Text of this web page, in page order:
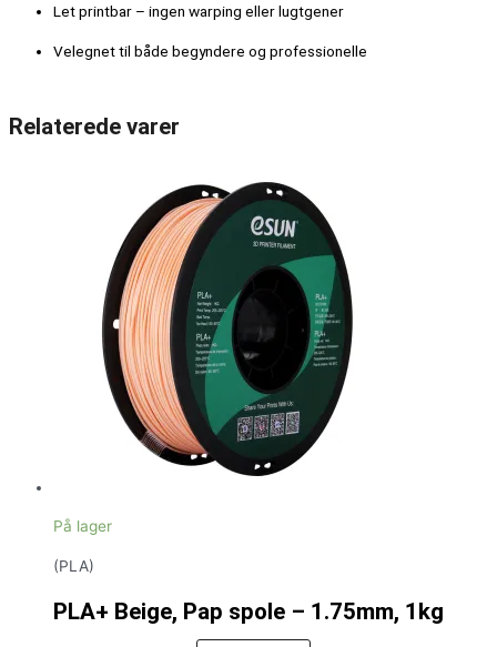
Let printbar – ingen warping eller lugtgener
Velegnet til både begyndere og professionelle
Relaterede varer
På lager
(PLA)
PLA+ Beige, Pap spole – 1.75mm, 1kg